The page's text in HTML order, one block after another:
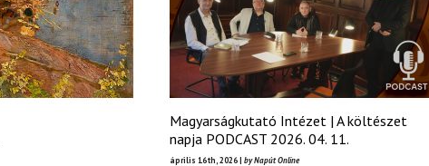
Magyarságkutató Intézet | A költészet
napja PODCAST 2026. 04. 11.
április 16th, 2026 | by Napút Online